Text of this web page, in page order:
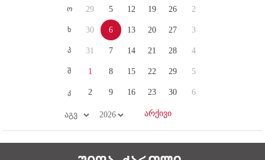
ო
ხ
პ
შ
კ
29
30
31
1
2
5
6
7
8
9
12
13
14
15
16
19
20
21
22
23
26
27
28
29
30
2
3
4
5
6